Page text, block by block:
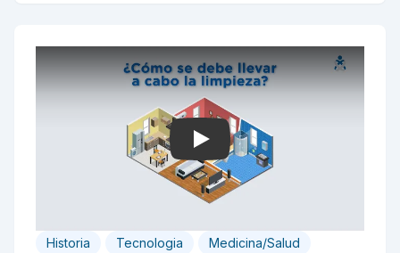
Play
Historia Tecnologia Medicina/Salud